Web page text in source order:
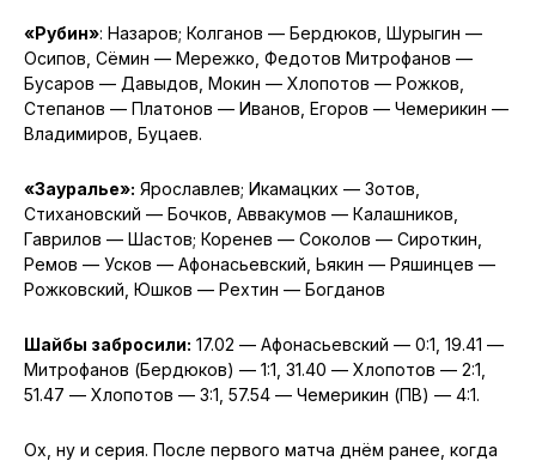
«Рубин»: Назаров; Колганов — Бердюков, Шурыгин —
Осипов, Сёмин — Мережко, Федотов Митрофанов —
Бусаров — Давыдов, Мокин — Хлопотов — Рожков,
Степанов — Платонов — Иванов, Егоров — Чемерикин —
Владимиров, Буцаев.
«Зауралье»: Ярославлев; Икамацких — Зотов,
Стихановский — Бочков, Аввакумов — Калашников,
Гаврилов — Шастов; Коренев — Соколов — Сироткин,
Ремов — Усков — Афонасьевский, Ьякин — Ряшинцев —
Рожковский, Юшков — Рехтин — Богданов
Шайбы забросили: 17.02 — Афонасьевский — 0:1, 19.41 —
Митрофанов (Бердюков) — 1:1, 31.40 — Хлопотов — 2:1,
51.47 — Хлопотов — 3:1, 57.54 — Чемерикин (ПВ) — 4:1.
Ох, ну и серия. После первого матча днём ранее, когда